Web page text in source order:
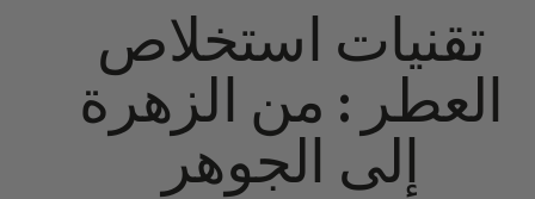
تقنيات استخلاص
العطر : من الزهرة
إلى الجوهر